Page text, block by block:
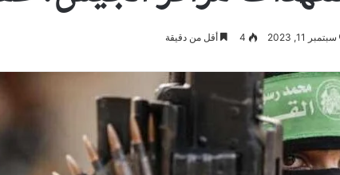
سبتمبر 11, 2023 4 أقل من دقيقة